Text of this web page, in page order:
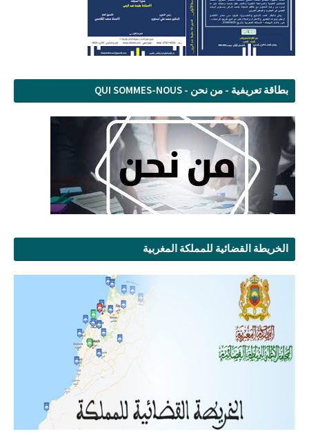
بطاقة تعريفية - من نحن - QUI SOMMES-NOUS
الخريطة القضائية للمملكة المغربية